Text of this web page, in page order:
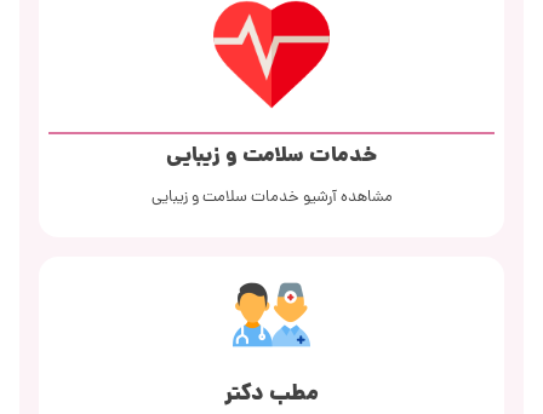
خدمات سلامت و زیبایی
مشاهده آرشیو خدمات سلامت و زیبایی
مطب دکتر